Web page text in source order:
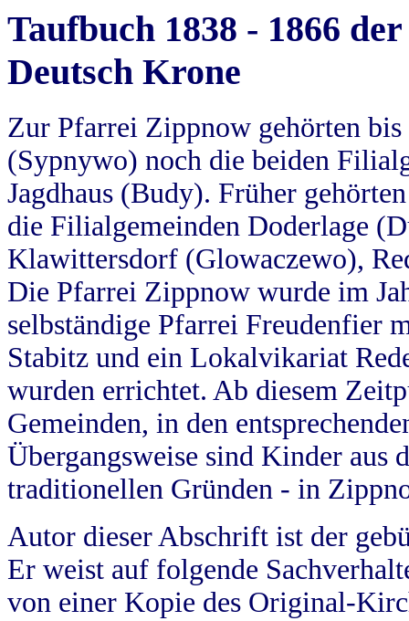
Taufbuch 1838 - 1866
Deutsch Krone
Zur Pfarrei Zippnow gehörten
(Sypnywo) noch die beiden
Jagdhaus (Budy). Früher
die Filialgemeinden Doderlage
Klawittersdorf (Glowaczewo),
Die Pfarrei Zippnow wurde im
selbständige Pfarrei Freudenfier
Stabitz und ein Lokalvikariat
wurden errichtet. Ab diesem
Gemeinden, in den
Übergangsweise sind Kinder aus
traditionellen Gründen - in
Autor dieser Abschrift ist der
Er weist auf folgende
von einer Kopie des Original-